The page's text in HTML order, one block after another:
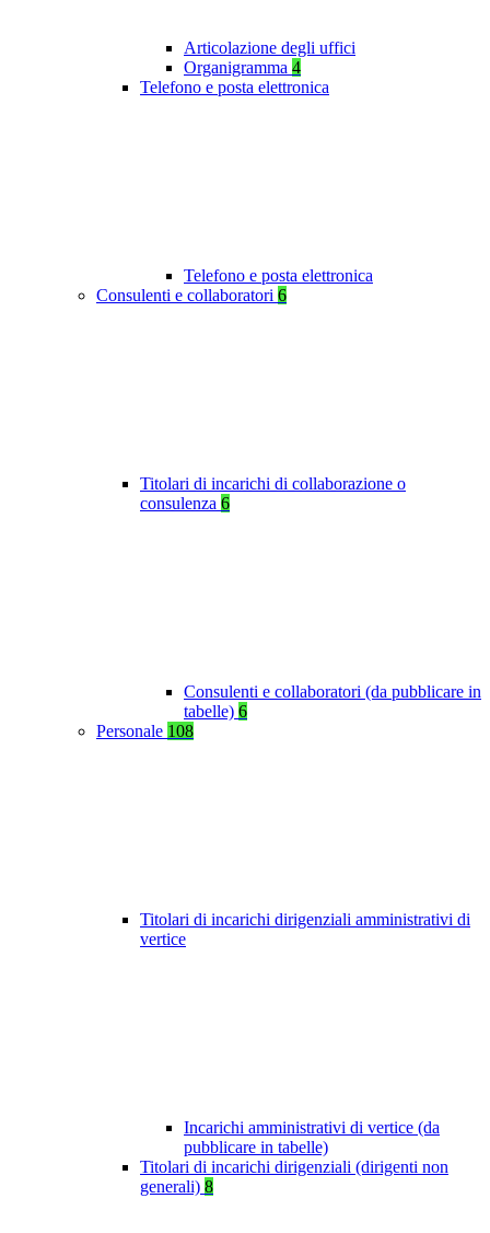
Articolazione degli uffici
Organigramma 4
Telefono e posta elettronica
Telefono e posta elettronica
Consulenti e collaboratori 6
Titolari di incarichi di collaborazione o
consulenza 6
Consulenti e collaboratori (da pubblicare in
tabelle) 6
Personale 108
Titolari di incarichi dirigenziali amministrativi di
vertice
Incarichi amministrativi di vertice (da
pubblicare in tabelle)
Titolari di incarichi dirigenziali (dirigenti non
generali) 8